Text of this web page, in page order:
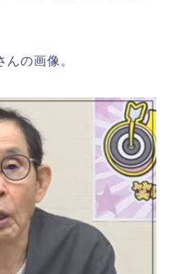
の画像。